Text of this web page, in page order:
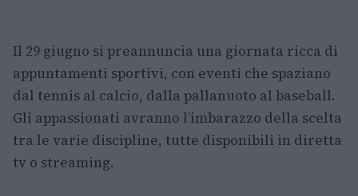
Il 29 giugno si preannuncia una giornata ricca di
appuntamenti sportivi, con eventi che spaziano
dal tennis al calcio, dalla pallanuoto al baseball.
Gli appassionati avranno l’imbarazzo della scelta
tra le varie discipline, tutte disponibili in diretta
tv o streaming.